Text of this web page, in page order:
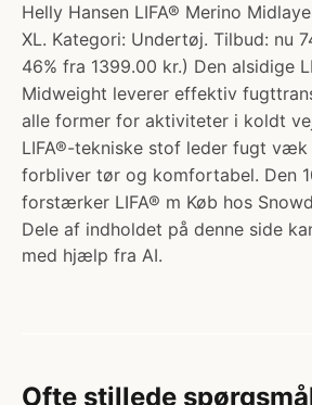
Helly Hansen LIFA® Merino
XL. Kategori: Undertøj. Tilbud: nu
46% fra 1399.00 kr.) Den alsidige
Midweight leverer effektiv
alle former for aktiviteter i koldt
LIFA®-tekniske stof leder fugt væk
forbliver tør og komfortabel. Den
forstærker LIFA® m Køb hos
Dele af indholdet på denne side
med hjælp fra AI.
Ofte stillede